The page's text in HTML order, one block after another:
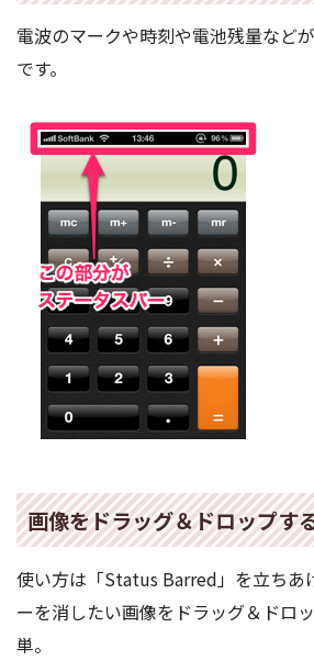
電波のマークや時刻や電池残量など
です。
画像をドラッグ＆ドロップす
使い方は「Status Barred」を立ちあ
ーを消したい画像をドラッグ＆ドロ
単。